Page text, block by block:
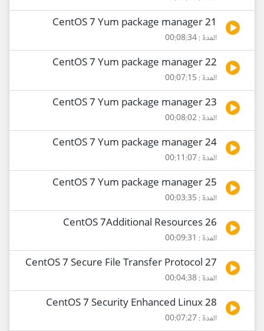
21 CentOS 7 Yum package manager
المدة : 00:08:34
22 CentOS 7 Yum package manager
المدة : 00:07:15
23 CentOS 7 Yum package manager
المدة : 00:08:02
24 CentOS 7 Yum package manager
المدة : 00:11:07
25 CentOS 7 Yum package manager
المدة : 00:03:35
26 CentOS 7Additional Resources
المدة : 00:09:31
27 CentOS 7 Secure File Transfer Protocol
المدة : 00:04:38
28 CentOS 7 Security Enhanced Linux
المدة : 00:07:27